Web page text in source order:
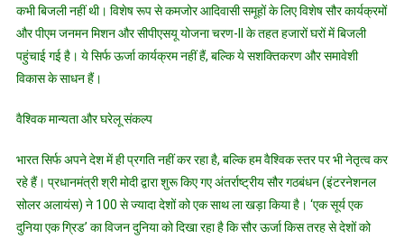
कभी बिजली नहीं थी। विशेष रूप से कमजोर आदिवासी समूहों के लिए विशेष सौर कार्यक्रमों
और पीएम जनमन मिशन और सीपीएसयू योजना चरण-II के तहत हजारों घरों में बिजली
पहुंचाई गई है। ये सिर्फ ऊर्जा कार्यक्रम नहीं हैं, बल्कि ये सशक्तिकरण और समावेशी
विकास के साधन हैं।
वैश्विक मान्यता और घरेलू संकल्प
भारत सिर्फ अपने देश में ही प्रगति नहीं कर रहा है, बल्कि हम वैश्विक स्तर पर भी नेतृत्व कर
रहे हैं। प्रधानमंत्री श्री मोदी द्वारा शुरू किए गए अंतर्राष्ट्रीय सौर गठबंधन (इंटरनेशनल
सोलर अलायंस) ने 100 से ज्यादा देशों को एक साथ ला खड़ा किया है। ‘एक सूर्य एक
दुनिया एक ग्रिड’ का विजन दुनिया को दिखा रहा है कि सौर ऊर्जा किस तरह से देशों को